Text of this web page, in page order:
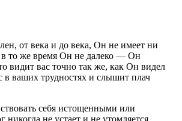
от века и до века, Он не имеет ни
то же время Он не далеко — Он
видит вас точно так же, как Он видел
в ваших трудностях и слышит плач
себя истощенными или
не устает и не утомляется.